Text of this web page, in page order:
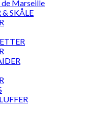
de Marseille
& SKÅLE